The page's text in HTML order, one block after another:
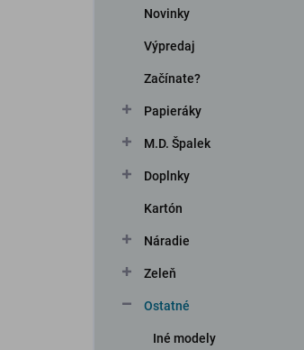
Novinky
Výpredaj
Začínate?
Papieráky
M.D. Špalek
Doplnky
Kartón
Náradie
Zeleň
Ostatné
Iné modely